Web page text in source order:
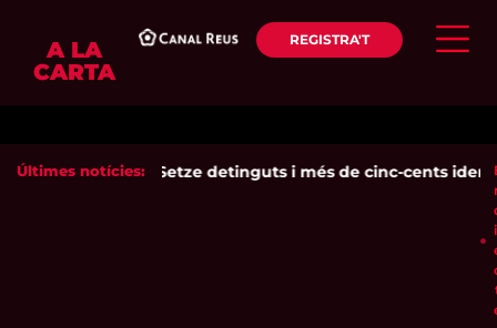
A LA
CARTA
REGISTRA'T
Últimes notícies:Setze detinguts i més de cinc-cents